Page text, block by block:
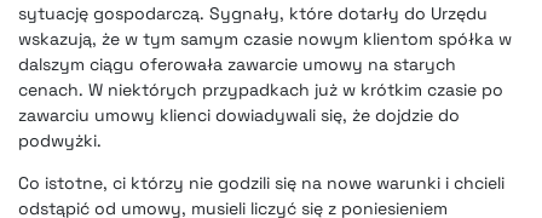
sytuację gospodarczą. Sygnały, które dotarły do Urzędu
wskazują, że w tym samym czasie nowym klientom spółka w
dalszym ciągu oferowała zawarcie umowy na starych
cenach. W niektórych przypadkach już w krótkim czasie po
zawarciu umowy klienci dowiadywali się, że dojdzie do
podwyżki.
Co istotne, ci którzy nie godzili się na nowe warunki i chcieli
odstąpić od umowy, musieli liczyć się z poniesieniem